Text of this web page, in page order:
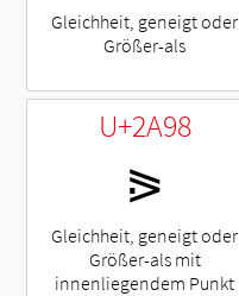
Gleichheit, geneigt oder
Größer-als
U+2A98
⪘
Gleichheit, geneigt oder
Größer-als mit
innenliegendem Punkt